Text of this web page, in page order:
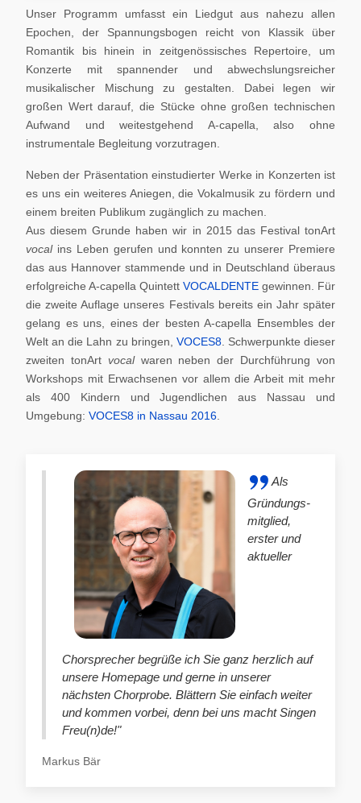
Unser Programm umfasst ein Liedgut aus nahezu allen
Epochen, der Spannungsbogen reicht von Klassik über
Romantik bis hinein in zeitgenössisches Repertoire, um
Konzerte mit spannender und abwechslungsreicher
musikalischer Mischung zu gestalten. Dabei legen wir
großen Wert darauf, die Stücke ohne großen technischen
Aufwand und weitestgehend A-capella, also ohne
instrumentale Begleitung vorzutragen.
Neben der Präsentation einstudierter Werke in Konzerten ist
es uns ein weiteres Aniegen, die Vokalmusik zu fördern und
einem breiten Publikum zugänglich zu machen.
Aus diesem Grunde haben wir in 2015 das Festival tonArt
vocal ins Leben gerufen und konnten zu unserer Premiere
das aus Hannover stammende und in Deutschland überaus
erfolgreiche A-capella Quintett VOCALDENTE gewinnen. Für
die zweite Auflage unseres Festivals bereits ein Jahr später
gelang es uns, eines der besten A-capella Ensembles der
Welt an die Lahn zu bringen, VOCES8. Schwerpunkte dieser
zweiten tonArt vocalwaren neben der Durchführung von
Workshops mit Erwachsenen vor allem die Arbeit mit mehr
als 400 Kindern und Jugendlichen aus Nassau und
Umgebung: VOCES8 in Nassau 2016
Als
Gründungs-
mitglied,
erster und
aktueller
Chorsprecher begrüße ich Sie ganz herzlich auf
unsere Homepage und gerne in unserer
nächsten Chorprobe. Blättern Sie einfach weiter
und kommen vorbei, denn bei uns macht Singen
Freu(n)de!"
Markus Bär